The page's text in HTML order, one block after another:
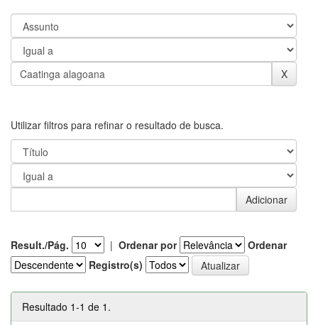
Utilizar filtros para refinar o resultado de busca.
Result./Pág. | Ordenar por
Ordenar
Registro(s)
Resultado 1-1 de 1.